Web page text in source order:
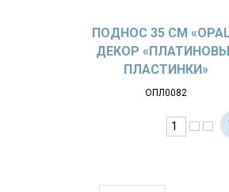
ПОДНОС 35 СМ
ДЕКОР
ПЛАСТИНКИ»
ОПЛ0082